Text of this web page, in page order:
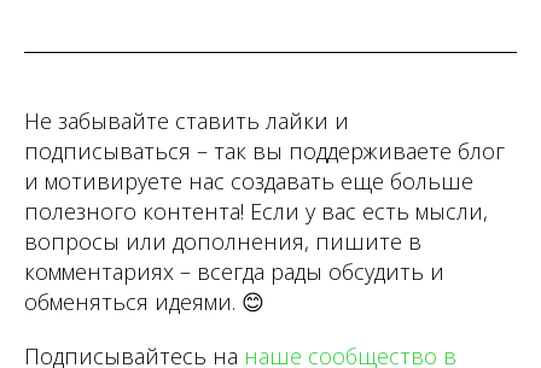
Не забывайте ставить лайки и
подписываться – так вы поддерживаете блог
и мотивируете нас создавать еще больше
полезного контента! Если у вас есть мысли,
вопросы или дополнения, пишите в
комментариях – всегда рады обсудить и
обменяться идеями. 😊
Подписывайтесь на наше сообщество в